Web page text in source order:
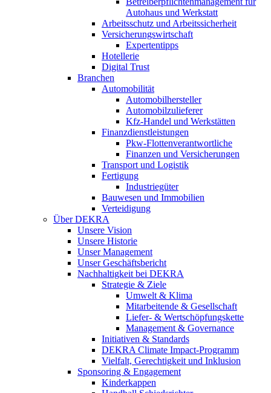
Autohaus und Werkstatt
Arbeitsschutz und Arbeitssicherheit
Versicherungswirtschaft
Expertentipps
Hotellerie
Digital Trust
Branchen
Automobilität
Automobilhersteller
Automobilzulieferer
Kfz-Handel und Werkstätten
Finanzdienstleistungen
Pkw‑Flottenverantwortliche
Finanzen und Versicherungen
Transport und Logistik
Fertigung
Industriegüter
Bauwesen und Immobilien
Verteidigung
Über DEKRA
Unsere Vision
Unsere Historie
Unser Management
Unser Geschäftsbericht
Nachhaltigkeit bei DEKRA
Strategie & Ziele
Umwelt & Klima
Mitarbeitende & Gesellschaft
Liefer- & Wertschöpfungskette
Management & Governance
Initiativen & Standards
DEKRA Climate Impact-Programm
Vielfalt, Gerechtigkeit und Inklusion​
Sponsoring & Engagement
Kinderkappen